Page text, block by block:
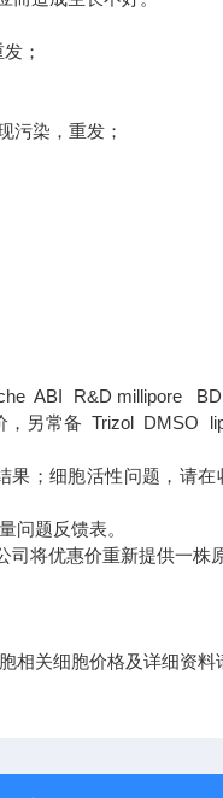
；
染，重发；
R&D millipore BD
另常备 Trizol DMSO
；细胞活性问题，请在
题反馈表。
将优惠价重新提供一株
关细胞价格及详细资料